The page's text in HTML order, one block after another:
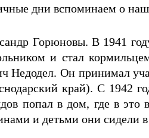
дни вспоминаем о
Горюновы. В 1941
и стал
Он принимал
край). С 1942
попал в дом, где в это
и детьми они сидели